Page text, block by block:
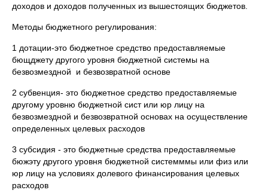
доходов и доходов полученных из вышестоящих бюджетов.
Методы бюджетного регулирования:
1 дотации-это бюджетное средство предоставляемые
бющджету другого уровня бюджетной системы на
безвозмездной и безвозвратной основе
2 субвенция- это бюджетное средство предоставляемые
другому уровню бюджетной сист или юр лицу на
безвозмездной и безвозвратной основах на осуществление
определенных целевых расходов
3 субсидия - это бюджетные средства предоставляемые
бюжэту другого уровня бюджетной системммы или физ или
юр лицу на условиях долевого финансирования целевых
расходов